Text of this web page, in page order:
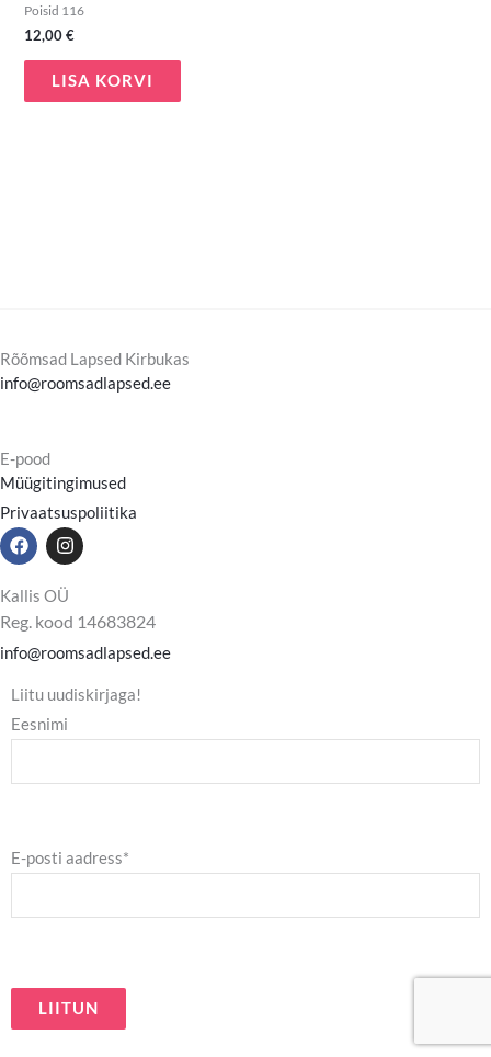
Poisid 116
12,00€
LISA KORVI
Rõõmsad Lapsed Kirbukas
info@roomsadlapsed.ee
E-pood
Müügitingimused
Privaatsuspoliitika
F
a
e
o
o
k
I
n
t
g
r
a
m
Kallis OÜ
Reg. kood 14683824
info@roomsadlapsed.ee
Liitu uudiskirjaga!
Eesnimi
E-posti aadress*